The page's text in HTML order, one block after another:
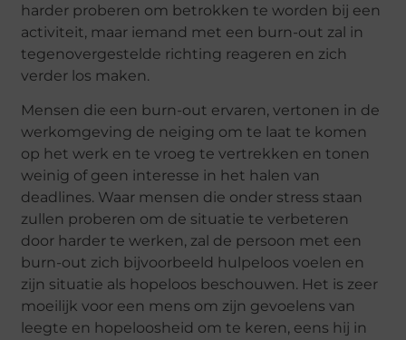
harder proberen om betrokken te worden bij een
activiteit, maar iemand met een burn-out zal in
tegenovergestelde richting reageren en zich
verder los maken.
Mensen die een burn-out ervaren, vertonen in de
werkomgeving de neiging om te laat te komen
op het werk en te vroeg te vertrekken en tonen
weinig of geen interesse in het halen van
deadlines. Waar mensen die onder stress staan
zullen proberen om de situatie te verbeteren
door harder te werken, zal de persoon met een
burn-out zich bijvoorbeeld hulpeloos voelen en
zijn situatie als hopeloos beschouwen. Het is zeer
moeilijk voor een mens om zijn gevoelens van
leegte en hopeloosheid om te keren, eens hij in